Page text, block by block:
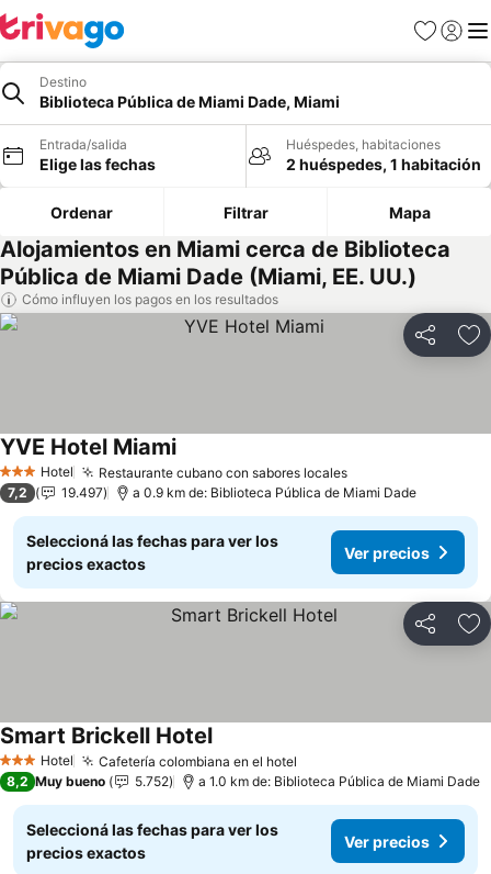
Favoritos
Iniciar
Destino
Biblioteca Pública de Miami Dade, Miami
Entrada/salida
Elige las fechas
Huéspedes, habitaciones
2 huéspedes, 1 habitación
Ordenar Filtrar Mapa
Alojamientos en Miami cerca de Biblioteca
Pública de Miami Dade (Miami, EE. UU.)
Cómo influyen los pagos en los resultados
Compartir
3 Estrellas
Hotel Restaurante cubano con sabores localesVer precios
YVE Hotel MiamiVer precios
7,2 19.497 a 0.9 km de: Biblioteca Pública de Miami Dade
Seleccioná las fechas para ver los
precios exactos
Ver precios
Compartir
3 Estrellas
Hotel Cafetería colombiana en el hotel
Smart Brickell HotelVer precios
8,2 Muy bueno 5.752 a 1.0 km de: Biblioteca Pública de Miami Dade
Seleccioná las fechas para ver los
precios exactos
Ver precios